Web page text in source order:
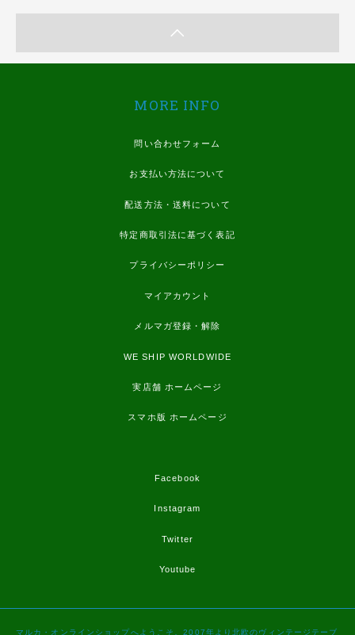
MORE INFO
問い合わせフォーム
お支払い方法について
配送方法・送料について
特定商取引法に基づく表記
プライバシーポリシー
マイアカウント
メルマガ登録・解除
WE SHIP WORLDWIDE
実店舗 ホームページ
スマホ版 ホームページ
Facebook
Instagram
Twitter
Youtube
マルカ・オンラインショップへようこそ。2007年より北欧のヴィンテージテーブ